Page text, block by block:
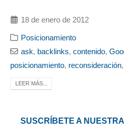
18 de enero de 2012
Posicionamiento
ask, backlinks,contenido,
posicionamiento, reconsideración,
LEER MÁS...
SUSCRÍBETE A